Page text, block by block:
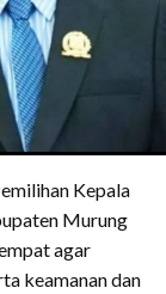
Kepala
Murung
agar
keamanan dan